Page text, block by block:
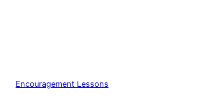
Encouragement Lessons